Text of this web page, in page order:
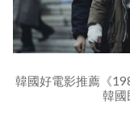
韓國好電影推薦《
韓國